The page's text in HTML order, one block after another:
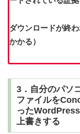
ダウンロードが終
かかる）
3．自分のパソ
ファイルを
った
上書きする